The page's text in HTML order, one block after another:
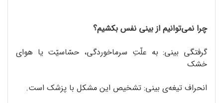
چرا نمی‌توانیم از بینی نفس بکشیم؟
گرفتگی بینی: به علّتِ سرماخوردگی، حسّاسیّت یا هوای
خشک
انحراف تیغه‌ی بینی: تشخیص این مشکل با پزشک است.